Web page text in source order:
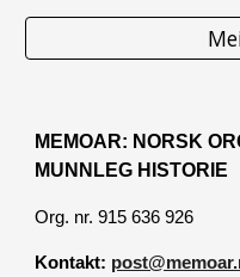
MEMOAR: NORSK
MUNNLEG HISTORIE
Org. nr. 915 636 926
Kontakt: